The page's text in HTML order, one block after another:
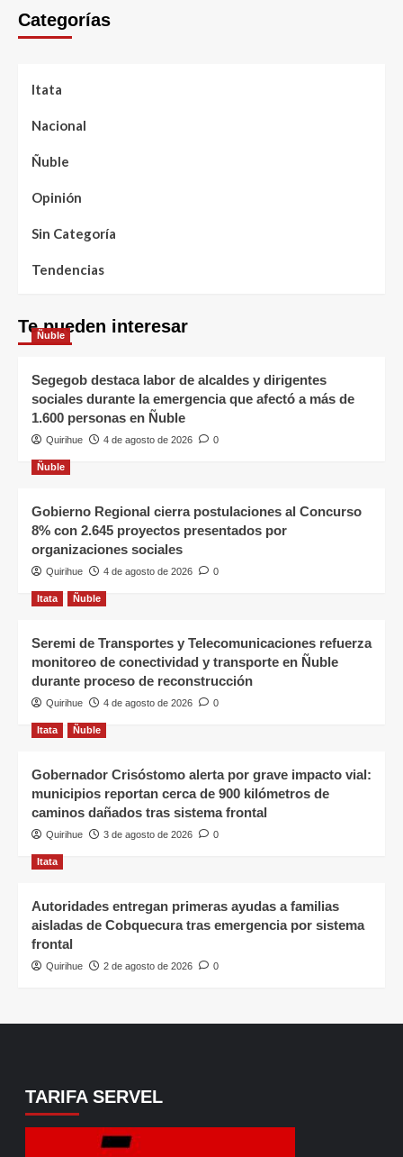
Categorías
Itata
Nacional
Ñuble
Opinión
Sin Categoría
Tendencias
Te pueden interesar
Ñuble
Segegob destaca labor de alcaldes y dirigentes
sociales durante la emergencia que afectó a más de
1.600 personas en Ñuble
Quirihue 4 de agosto de 2026 0
Ñuble
Gobierno Regional cierra postulaciones al Concurso
8% con 2.645 proyectos presentados por
organizaciones sociales
Quirihue 4 de agosto de 2026 0
Itata Ñuble
Seremi de Transportes y Telecomunicaciones refuerza
monitoreo de conectividad y transporte en Ñuble
durante proceso de reconstrucción
Quirihue 4 de agosto de 2026 0
Itata Ñuble
Gobernador Crisóstomo alerta por grave impacto vial:
municipios reportan cerca de 900 kilómetros de
caminos dañados tras sistema frontal
Quirihue 3 de agosto de 2026 0
Itata
Autoridades entregan primeras ayudas a familias
aisladas de Cobquecura tras emergencia por sistema
frontal
Quirihue 2 de agosto de 2026 0
TARIFA SERVEL